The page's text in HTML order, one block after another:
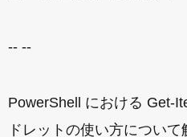
-- --
PowerShell における Get-
ドレットの使い方について